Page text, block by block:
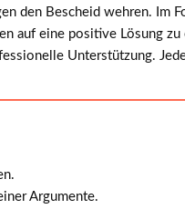
den Bescheid wehren. Im
auf eine positive Lösung zu
Unterstützung.
Argumente.